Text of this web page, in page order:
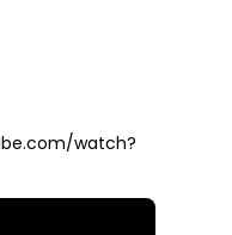
watch?